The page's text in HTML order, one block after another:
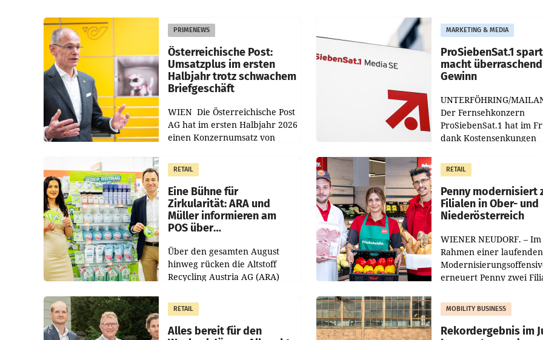
PRIMENEWS
Österreichische Post:
Umsatzplus im ersten
Halbjahr trotz schwachem
Briefgeschäft
WIEN Die Österreichische Post
AG hat im ersten Halbjahr 2026
einen Konzernumsatz von
erwirtschaftet, was einem Plus
von 3,8 Prozent gegenüber
dem Vergleichszeitraum
MARKETING & MEDIA
ProSiebenSat.1
macht
Gewinn
UNTERFÖHRING/
Der Fernsehkonzern
ProSiebenSat.1 hat im
dank Kostensenkungen
gemacht und die
Markterwartung deutlich
übertroffen.
RETAIL
Eine Bühne für
Zirkularität: ARA und
Müller informieren am
POS über
Über den gesamten August
hinweg rücken die Altstoff
Recycling Austria AG (ARA)
Müller die Initiative „Kreislauf-
Helden“ in allen
österreichischen Müller-Filialen
RETAIL
Penny modernisiert
Filialen in Ober- und
Niederösterreich
WIENER NEUDORF. – Im
Rahmen einer laufenden
erneuert Penny zwei
Die beiden Standorte
Haag sowie im rund
RETAIL
Alles bereit für den
MOBILITY BUSINESS
Rekordergebnis im